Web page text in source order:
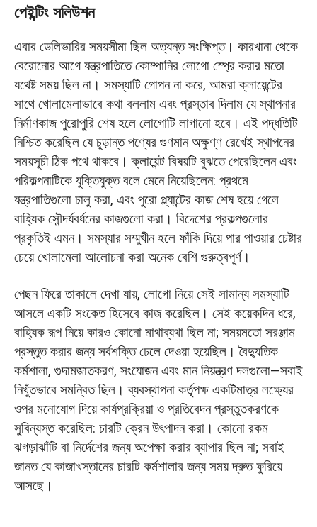
পেইন্টিং সলিউশন
এবার ডেলিভারির সময়সীমা ছিল অত্যন্ত সংক্ষিপ্ত। কারখানা থেকে
বেরোনোর আগে যন্ত্রপাতিতে কোম্পানির লোগো স্প্রে করার মতো
যথেষ্ট সময় ছিল না। সমস্যাটি গোপন না করে, আমরা ক্লায়েন্টের
সাথে খোলামেলাভাবে কথা বললাম এবং প্রস্তাব দিলাম যে স্থাপনার
নির্মাণকাজ পুরোপুরি শেষ হলে লোগোটি লাগানো হবে। এই পদ্ধতিটি
নিশ্চিত করেছিল যে চূড়ান্ত পণ্যের গুণমান অক্ষুণ্ণ রেখেই স্থাপনের
সময়সূচী ঠিক পথে থাকবে। ক্লায়েন্ট বিষয়টি বুঝতে পেরেছিলেন এবং
পরিকল্পনাটিকে যুক্তিযুক্ত বলে মেনে নিয়েছিলেন: প্রথমে
যন্ত্রপাতিগুলো চালু করা, এবং পুরো প্ল্যান্টের কাজ শেষ হয়ে গেলে
বাহ্যিক সৌন্দর্যবর্ধনের কাজগুলো করা। বিদেশের প্রকল্পগুলোর
প্রকৃতিই এমন। সমস্যার সম্মুখীন হলে ফাঁকি দিয়ে পার পাওয়ার চেষ্টার
চেয়ে খোলামেলা আলোচনা করা অনেক বেশি গুরুত্বপূর্ণ।
পেছন ফিরে তাকালে দেখা যায়, লোগো নিয়ে সেই সামান্য সমস্যাটি
আসলে একটি সংকেত হিসেবে কাজ করেছিল। সেই কয়েকদিন ধরে,
বাহ্যিক রূপ নিয়ে কারও কোনো মাথাব্যথা ছিল না; সময়মতো সরঞ্জাম
প্রস্তুত করার জন্য সর্বশক্তি ঢেলে দেওয়া হয়েছিল। বৈদ্যুতিক
কর্মশালা, গুদামজাতকরণ, সংযোজন এবং মান নিয়ন্ত্রণ দলগুলো—সবাই
নিখুঁতভাবে সমন্বিত ছিল। ব্যবস্থাপনা কর্তৃপক্ষ একটিমাত্র লক্ষ্যের
ওপর মনোযোগ দিয়ে কার্যপ্রক্রিয়া ও প্রতিবেদন প্রস্তুতকরণকে
সুবিন্যস্ত করেছিল: চারটি ক্রেন উৎপাদন করা। কোনো রকম
ঝগড়াঝাঁটি বা নির্দেশের জন্য অপেক্ষা করার ব্যাপার ছিল না; সবাই
জানত যে কাজাখস্তানের চারটি কর্মশালার জন্য সময় দ্রুত ফুরিয়ে
আসছে।